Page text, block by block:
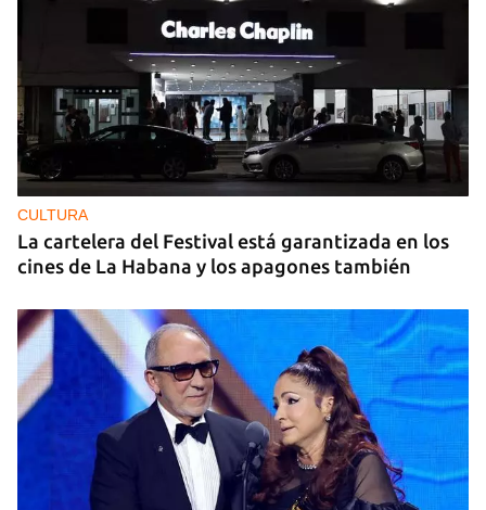
CULTURA
La cartelera del Festival está garantizada en los
cines de La Habana y los apagones también